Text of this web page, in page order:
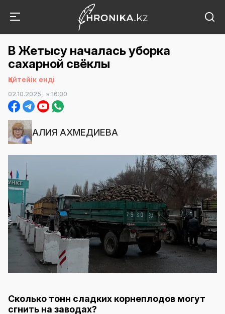
В Жетысу началась уборка
сахарной свёклы
Қайтейік енді
02.10.2025, в 16:00
АЛИЯ АХМЕДИЕВА
Сколько тонн сладких корнеплодов могут
сгнить на заводах?